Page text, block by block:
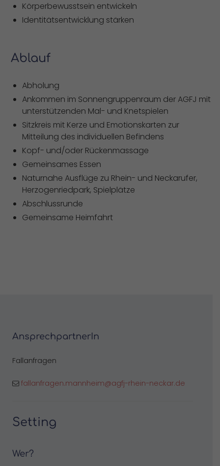
Körperbewusstsein entwickeln
Identitätsentwicklung stärken
Ablauf
Abholung
Ankommen im Sonnengruppenraum der AGFJ mit
unterstützenden Mal- und Knetspielen
Sitzkreis mit Kerze und Emotionskarten zur
Mitteilung des individuellen Befindens
Kopf- und/oder Rückenmassage
Gemeinsames Essen
Naturnahe Ausflüge zu Rhein- und Neckarufer,
Herzogenriedpark, Spielplätze
Abschlussrunde
Gemeinsame Heimfahrt
AnsprechpartnerIn
Fallanfragen
fallanfragen.mannheim@agfj-rhein-neckar.de
Setting
Wer?